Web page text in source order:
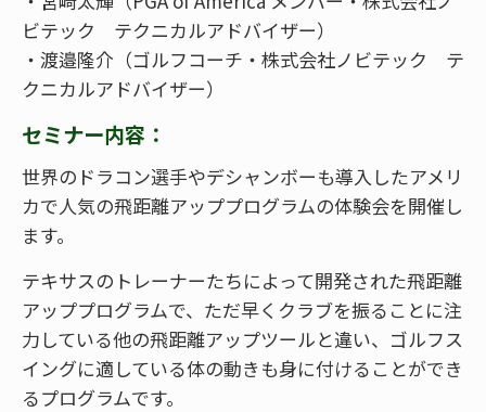
ビテック テクニカルアドバイザー）
・渡邉隆介（ゴルフコーチ・株式会社ノビテック テ
クニカルアドバイザー）
セミナー内容：
世界のドラコン選手やデシャンボーも導入したアメリ
カで人気の飛距離アッププログラムの体験会を開催し
ます。
テキサスのトレーナーたちによって開発された飛距離
アッププログラムで、ただ早くクラブを振ることに注
力している他の飛距離アップツールと違い、ゴルフス
イングに適している体の動きも身に付けることができ
るプログラムです。